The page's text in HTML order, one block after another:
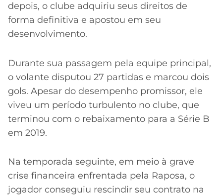
depois, o clube adquiriu seus direitos de
forma definitiva e apostou em seu
desenvolvimento.
Durante sua passagem pela equipe principal,
o volante disputou 27 partidas e marcou dois
gols. Apesar do desempenho promissor, ele
viveu um período turbulento no clube, que
terminou com o rebaixamento para a Série B
em 2019.
Na temporada seguinte, em meio à grave
crise financeira enfrentada pela Raposa, o
jogador conseguiu rescindir seu contrato na